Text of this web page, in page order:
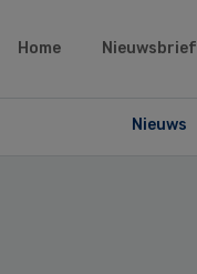
Home Nieuwsbrief
Nieuws